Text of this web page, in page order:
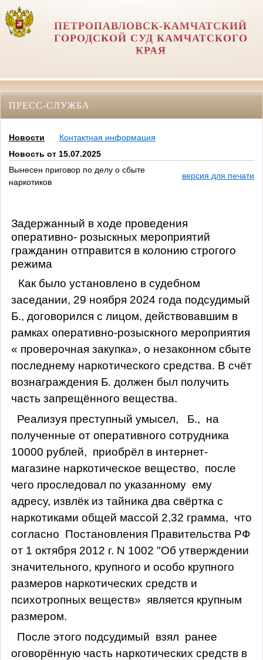
ПЕТРОПАВЛОВСК-КАМЧАТСКИЙ
ГОРОДСКОЙ СУД КАМЧАТСКОГО
КРАЯ
ПРЕСС-СЛУЖБА
Новости
Контактная информация
Новость от 15.07.2025
Вынесен приговор по делу о сбыте
наркотиков
версия для печати
Задержанный в ходе проведения
оперативно- розыскных мероприятий
гражданин отправится в колонию строгого
режима
Как было установлено в судебном
заседании, 29 ноября 2024 года подсудимый
Б., договорился с лицом, действовавшим в
рамках оперативно-розыскного мероприятия
« проверочная закупка», о незаконном сбыте
последнему наркотического средства. В счёт
вознаграждения Б. должен был получить
часть запрещённого вещества.
Реализуя преступный умысел,
Б., на
полученные от оперативного сотрудника
10000 рублей, приобрёл в интернет-
магазине наркотическое вещество, после
чего проследовал по указанному ему
адресу, извлёк из тайника два свёртка с
наркотиками общей массой 2,32 грамма, что
согласно Постановления Правительства РФ
от 1 октября 2012 г. N 1002 "Об утверждении
значительного, крупного и особо крупного
размеров наркотических средств и
психотропных веществ» является крупным
размером.
После этого подсудимый взял ранее
оговорённую часть наркотических средств в